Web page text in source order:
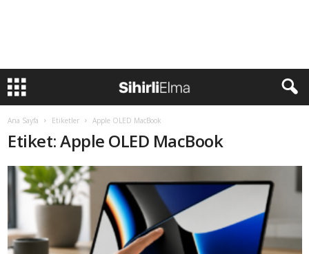
Ana Sayfa Etiketler Apple OLED MacBook
Etiket: Apple OLED MacBook